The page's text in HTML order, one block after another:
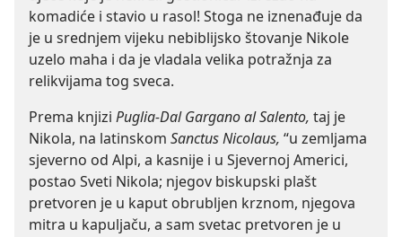
komadiće i stavio u rasol! Stoga ne iznenađuje da
je u srednjem vijeku nebiblijsko štovanje Nikole
uzelo maha i da je vladala velika potražnja za
relikvijama tog sveca.
Prema knjizi Puglia-Dal Gargano al Salento, taj je
Nikola, na latinskom Sanctus Nicolaus, “u zemljama
sjeverno od Alpi, a kasnije i u Sjevernoj Americi,
postao Sveti Nikola; njegov biskupski plašt
pretvoren je u kaput obrubljen krznom, njegova
mitra u kapuljaču, a sam svetac pretvoren je u